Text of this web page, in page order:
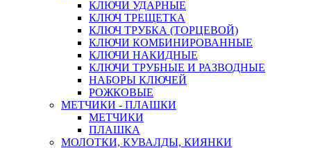
КЛЮЧИ УДАРНЫЕ
КЛЮЧ ТРЕЩЕТКА
КЛЮЧ ТРУБКА (ТОРЦЕВОЙ)
КЛЮЧИ КОМБИНИРОВАННЫЕ
КЛЮЧИ НАКИДНЫЕ
КЛЮЧИ ТРУБНЫЕ И РАЗВОДНЫЕ
НАБОРЫ КЛЮЧЕЙ
РОЖКОВЫЕ
МЕТЧИКИ - ПЛАШКИ
МЕТЧИКИ
ПЛАШКА
МОЛОТКИ, КУВАЛДЫ, КИЯНКИ